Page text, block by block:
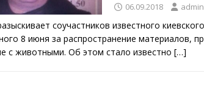
06.09.2018 admin
соучастников известного
8 июня за распространение материалов,
с животными. Об этом стало известно […]